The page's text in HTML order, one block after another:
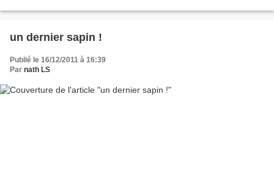
un dernier sapin !
Publié le 16/12/2011 à 16:39
Par nath LS